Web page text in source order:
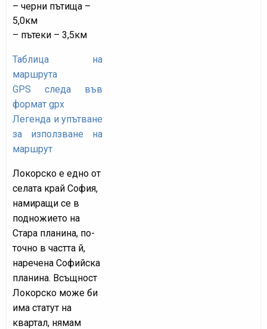
– черни пътища –
5,0км
– пътеки – 3,5км
Таблица на
маршрута
GPS следа във
формат gpx
Легенда и упътване
за използване на
маршрут
Локорско е едно от
селата край София,
намиращи се в
подножието на
Стара планина, по-
точно в частта й,
наречена Софийска
планина. Всъщност
Локорско може би
има статут на
квартал, нямам